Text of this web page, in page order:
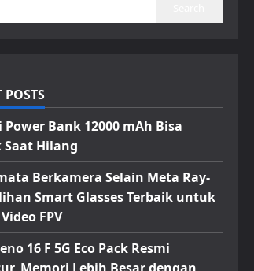
POSTS
Power Bank 12000 mAh Bisa
Saat Hilang
Berkamera Selain Meta Ray-
Smart Glasses Terbaik untuk
FPV
16 F 5G Eco Pack Resmi